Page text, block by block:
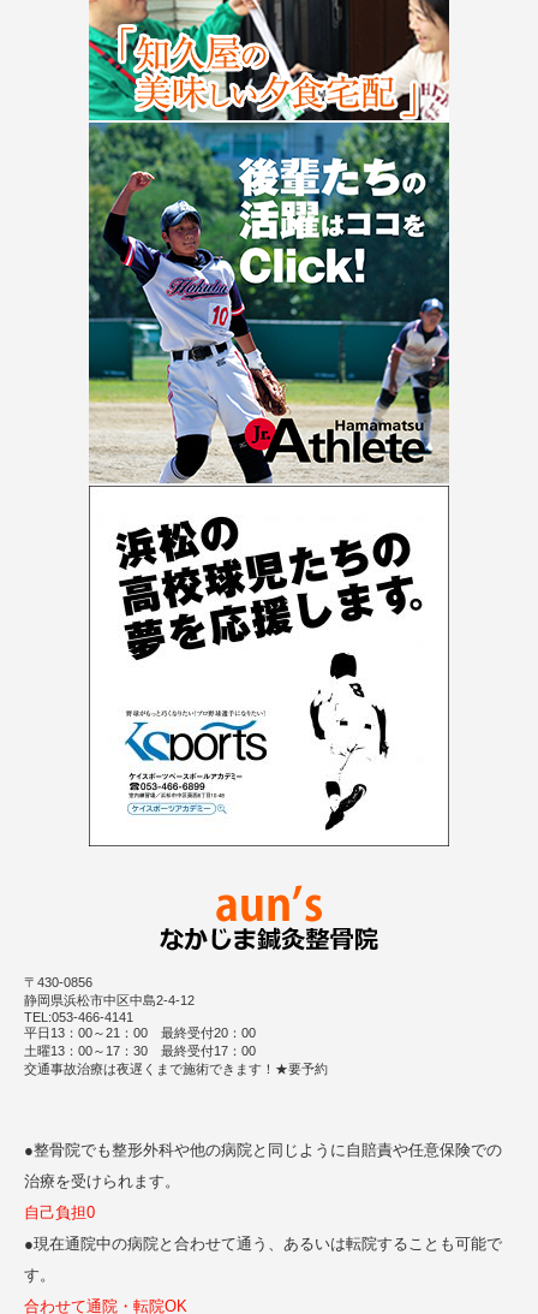
〒430-0856
静岡県浜松市中区中島2-4-12
TEL:053-466-4141
平日13：00～21：00 最終受付20：00
土曜13：00～17：30 最終受付17：00
交通事故治療は夜遅くまで施術できます！★要予約
●整骨院でも整形外科や他の病院と同じように自賠責や任意保険での
治療を受けられます。
自己負担0
●現在通院中の病院と合わせて通う、あるいは転院することも可能で
す。
合わせて通院・転院OK